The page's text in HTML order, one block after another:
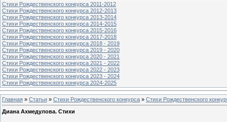
Стихи Рождественского конкурса 2011-2012
Стихи Рождественского конкурса 2012-2013
Стихи Рождественского конкурса 2013-2014
Стихи Рождественского конкурса 2014-2015
Стихи Рождественского конкурса 2015-2016
Стихи Рождественского конкурса 2017-2018
Стихи Рождественского конкурса 2018 - 2019
Стихи Рождественского конкурса 2019 - 2020
Стихи Рождественского конкурса 2020 - 2021
Стихи Рождественского конкурса 2021 - 2022
Стихи Рождественского конкурса 2022 - 2023
Стихи Рождественского конкурса 2023 - 2024
Стихи Рождественского конкурса 2024-2025
Главная » Статьи » Стихи Рождественского конкурса » Стихи Рождественского
Диана Ахмедулова. Стихи